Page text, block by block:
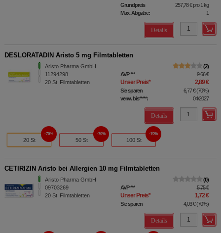
Grundpreis
257,78 €pro 1 kg
Max. Abgabe:
1
Details
DESLORATADIN Aristo 5 mg Filmtabletten
Aristo Pharma GmbH
11294298
20 St Filmtabletten
2
AVP*** 9,66 €
Unser Preis* 2,89 €
Sie sparen 6,77 €(70%)
verw. bis*****:
04/2027
Details
20 St
70%
50 St
70%
100 St
70%
CETIRIZIN Aristo bei Allergien 10 mg Filmtabletten
Aristo Pharma GmbH
09703269
20 St Filmtabletten
0
AVP*** 5,75 €
Unser Preis* 1,72 €
Sie sparen 4,03 €(70%)
Details